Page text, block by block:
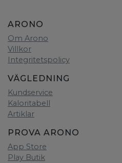
ARONO
Om Arono
Villkor
Integritetspolicy
VÄGLEDNING
Kundservice
Kaloritabell
Artiklar
PROVA ARONO
App Store
Play Butik